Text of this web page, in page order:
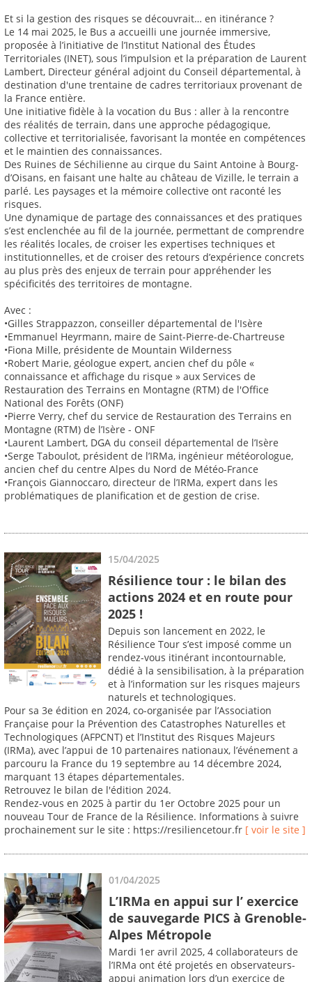
Et si la gestion des risques se découvrait… en itinérance ?
Le 14 mai 2025, le Bus a accueilli une journée immersive,
proposée à l’initiative de l’Institut National des Études
Territoriales (INET), sous l’impulsion et la préparation de Laurent
Lambert, Directeur général adjoint du Conseil départemental, à
destination d'une trentaine de cadres territoriaux provenant de
la France entière.
Une initiative fidèle à la vocation du Bus : aller à la rencontre
des réalités de terrain, dans une approche pédagogique,
collective et territorialisée, favorisant la montée en compétences
et le maintien des connaissances.
Des Ruines de Séchilienne au cirque du Saint Antoine à Bourg-
d’Oisans, en faisant une halte au château de Vizille, le terrain a
parlé. Les paysages et la mémoire collective ont raconté les
risques.
Une dynamique de partage des connaissances et des pratiques
s’est enclenchée au fil de la journée, permettant de comprendre
les réalités locales, de croiser les expertises techniques et
institutionnelles, et de croiser des retours d’expérience concrets
au plus près des enjeux de terrain pour appréhender les
spécificités des territoires de montagne.
Avec :
•Gilles Strappazzon, conseiller départemental de l'Isère
•Emmanuel Heyrmann, maire de Saint-Pierre-de-Chartreuse
•Fiona Mille, présidente de Mountain Wilderness
•Robert Marie, géologue expert, ancien chef du pôle «
connaissance et affichage du risque » aux Services de
Restauration des Terrains en Montagne (RTM) de l'Office
National des Forêts (ONF)
•Pierre Verry, chef du service de Restauration des Terrains en
Montagne (RTM) de l’Isère - ONF
•Laurent Lambert, DGA du conseil départemental de l’Isère
•Serge Taboulot, président de l’IRMa, ingénieur météorologue,
ancien chef du centre Alpes du Nord de Météo-France
•François Giannoccaro, directeur de l’IRMa, expert dans les
problématiques de planification et de gestion de crise.
15/04/2025
Résilience tour : le bilan des
actions 2024 et en route pour
2025 !
Depuis son lancement en 2022, le
Résilience Tour s’est imposé comme un
rendez-vous itinérant incontournable,
dédié à la sensibilisation, à la préparation
et à l’information sur les risques majeurs
naturels et technologiques.
Pour sa 3e édition en 2024, co-organisée par l’Association
Française pour la Prévention des Catastrophes Naturelles et
Technologiques (AFPCNT) et l’Institut des Risques Majeurs
(IRMa), avec l’appui de 10 partenaires nationaux, l’événement a
parcouru la France du 19 septembre au 14 décembre 2024,
marquant 13 étapes départementales.
Retrouvez le bilan de l'édition 2024.
Rendez-vous en 2025 à partir du 1er Octobre 2025 pour un
nouveau Tour de France de la Résilience. Informations à suivre
prochainement sur le site : https://resiliencetour.fr [ voir le site ]
01/04/2025
L’IRMa en appui sur l’ exercice
de sauvegarde PICS à Grenoble-
Alpes Métropole
Mardi 1er avril 2025, 4 collaborateurs de
l’IRMa ont été projetés en observateurs-
appui animation lors d’un exercice de